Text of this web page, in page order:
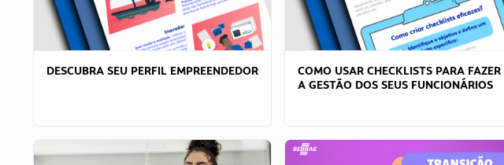
DESCUBRA SEU PERFIL EMPREENDEDOR
COMO USAR CHECKLISTS PARA FAZER
A GESTÃO DOS SEUS FUNCIONÁRIOS